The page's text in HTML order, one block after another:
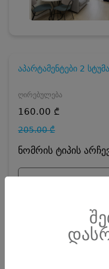
აპარტამენტები 2
ღირებულება
160.00 ₾
205.00 ₾
ნომრის ტიპის
დღეების რაოდენობა